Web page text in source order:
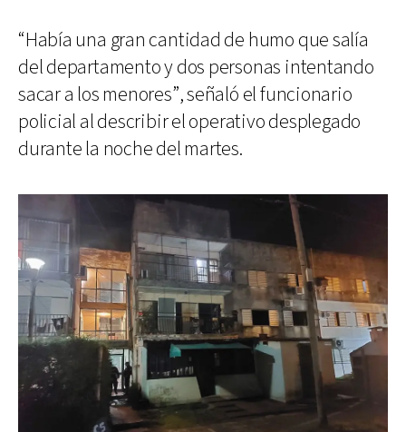
“Había una gran cantidad de humo que salía
del departamento y dos personas intentando
sacar a los menores”, señaló el funcionario
policial al describir el operativo desplegado
durante la noche del martes.